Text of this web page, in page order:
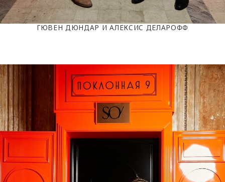
ГЮВЕН ДЮНДАР И АЛЕКСИС ДЕЛАРОФФ